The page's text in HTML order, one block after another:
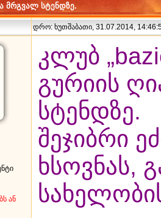
მრგვალ სტენდზე.
დრო: ხუთშაბათი, 31.07.2014,
ან
კლუბ
გურიის
სტენდზე.
შეჯიბრი
ხსოვნას,